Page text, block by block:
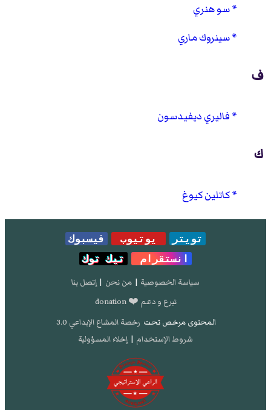
سو هنري
سينروك ماري
ف
فاليري ديفيدسون
ك
كاتلين كيوغ
تويتر يوتيوب
فيسبوك
انستقرام
تيك توك
سياسة الخصوصية | من نحن | إتصل بنا
تبرع و دعم ❤️ donation
المحتوى مرخص تحت رخصة المشاع الإبداعي 3.0
شروط الإستخدام | إخلاء المسؤولية